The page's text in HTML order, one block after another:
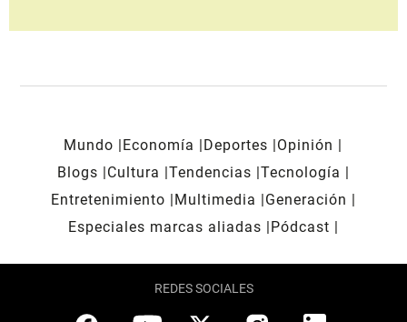
Mundo Economía Deportes
Opinión
Blogs
Cultura Tendencias Tecnología
Entretenimiento
Multimedia
Generación
Especiales marcas aliadas
Pódcast
REDES SOCIALES